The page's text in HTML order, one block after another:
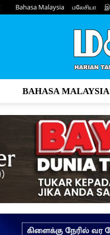
Bahasa Malaysia மலேசியா
BAHASA MALAYSIA